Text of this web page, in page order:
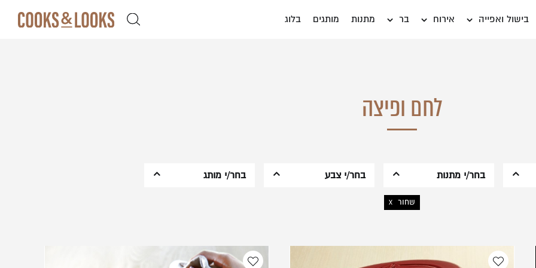
בישול ואפייה אירוח בר מתנות מותגים בלוג
אין מוצרים בעגלה
להרשמה
שחור
לחם ופיצה
בחר/י מתנות
למישהו מיוחד
בחר/י צבע בחר/י מותג
שחור X